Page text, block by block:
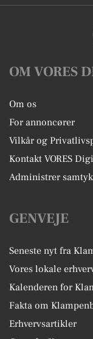
OM VORES
Om os
For annoncører
Vilkår og
Kontakt VORES
Administrer
GENVEJE
Seneste nyt fra
Vores lokale
Kalenderen for
Fakta om
Erhvervsartikler